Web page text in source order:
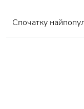
Спочатку